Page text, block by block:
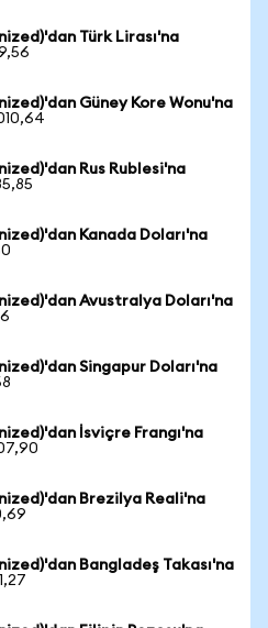
Türk Lirası'na
Güney Kore Wonu'na
Rus Rublesi'na
Kanada Doları'na
Avustralya Doları'na
Singapur Doları'na
İsviçre Frangı'na
Brezilya Reali'na
Bangladeş Takası'na